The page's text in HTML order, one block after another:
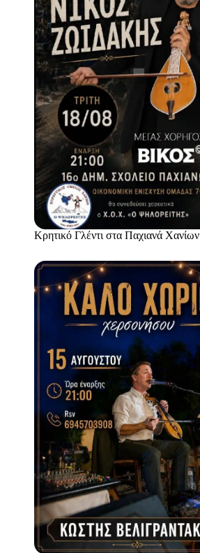
Κρητικό Γλέντι στα Παχιανά Χανίων